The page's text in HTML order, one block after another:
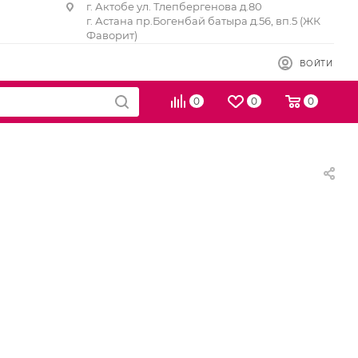
г. Актобе ул. Тлепбергенова д.80
г. Астана пр.Богенбай батыра д.56, вп.5 (ЖК
Фаворит)
ВОЙТИ
0 0 0